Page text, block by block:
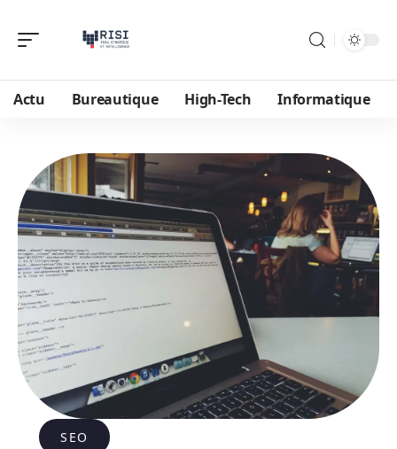
Actu Bureautique High-Tech Informatique
SEO